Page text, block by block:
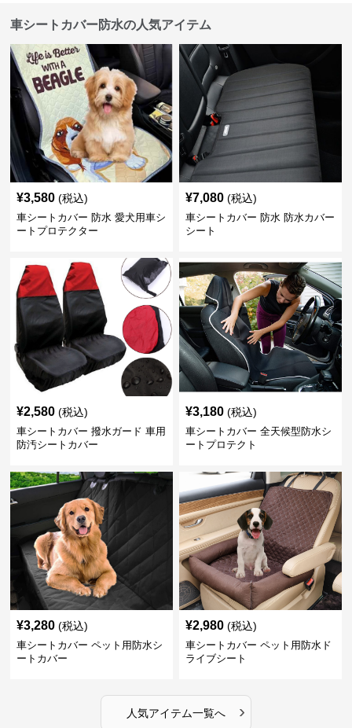
車シートカバー防水の人気アイテム
¥3,580 (税込)
車シートカバー 防水 愛犬用車シ
ートプロテクター
¥7,080 (税込)
車シートカバー 防水 防水カバー
シート
¥2,580 (税込)
車シートカバー 撥水ガード 車用
防汚シートカバー
¥3,180 (税込)
車シートカバー 全天候型防水シ
ートプロテクト
¥3,280 (税込)
車シートカバー ペット用防水シ
ートカバー
¥2,980 (税込)
車シートカバー ペット用防水ド
ライブシート
人気アイテム一覧へ ›